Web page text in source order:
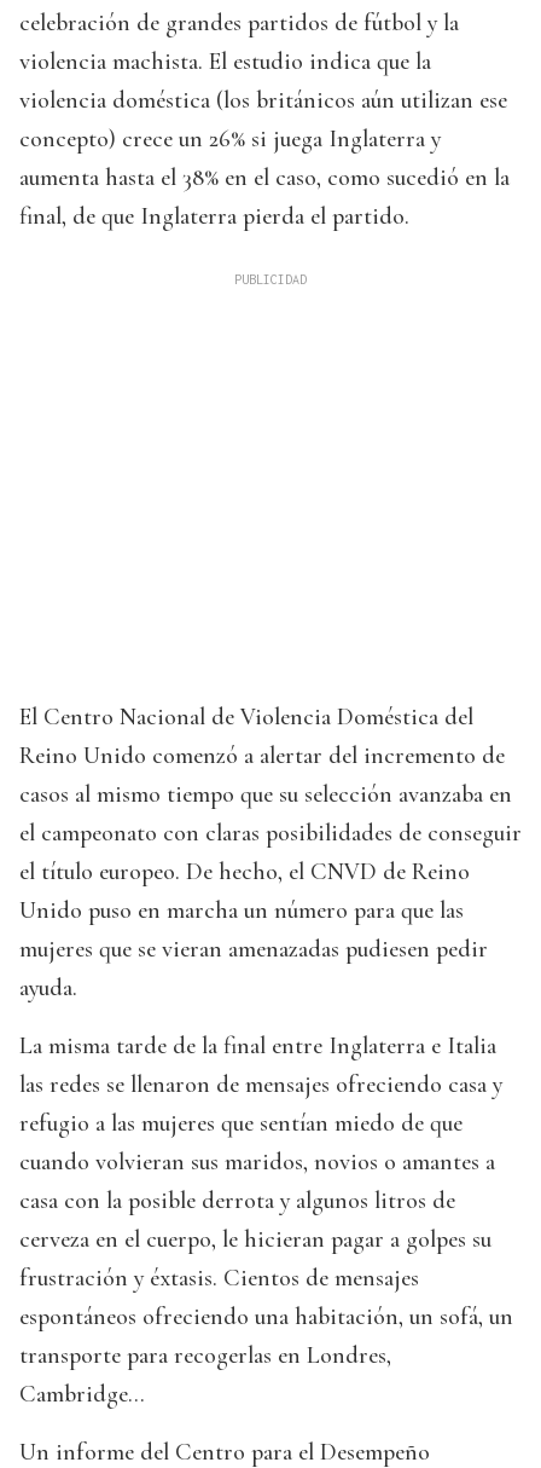
celebración de grandes partidos de fútbol y la
violencia machista. El estudio indica que la
violencia doméstica (los británicos aún utilizan ese
concepto) crece un 26% si juega Inglaterra y
aumenta hasta el 38% en el caso, como sucedió en la
final, de que Inglaterra pierda el partido.
El Centro Nacional de Violencia Doméstica del
Reino Unido comenzó a alertar del incremento de
casos al mismo tiempo que su selección avanzaba en
el campeonato con claras posibilidades de conseguir
el título europeo. De hecho, el CNVD de Reino
Unido puso en marcha un número para que las
mujeres que se vieran amenazadas pudiesen pedir
ayuda.
La misma tarde de la final entre Inglaterra e Italia
las redes se llenaron de mensajes ofreciendo casa y
refugio a las mujeres que sentían miedo de que
cuando volvieran sus maridos, novios o amantes a
casa con la posible derrota y algunos litros de
cerveza en el cuerpo, le hicieran pagar a golpes su
frustración y éxtasis. Cientos de mensajes
espontáneos ofreciendo una habitación, un sofá, un
transporte para recogerlas en Londres,
Cambridge…
Un informe del Centro para el Desempeño